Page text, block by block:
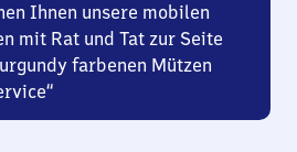
Ihnen unsere mobilen
mit Rat und Tat zur Seite
farbenen Mützen